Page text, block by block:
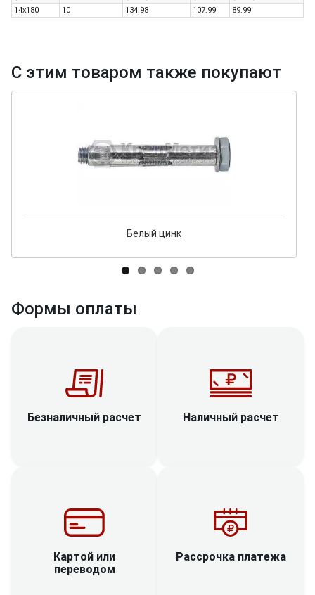
14х180
10 134.98 107.99 89.99
С этим товаром также покупают
Белый цинк
Формы оплаты
Безналичный расчет Наличный расчет
Картой или
переводом
Рассрочка платежа